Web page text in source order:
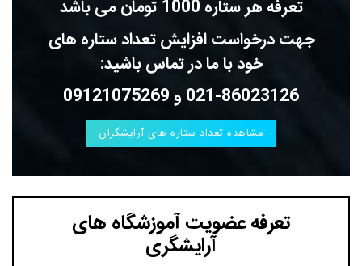
تعرفه هر ستاره 1000 تومان می باشد
جهت درخواست افزایش تعداد ستاره های
خود با ما در تماس باشید:
021-86023126 و 09121075269
مشاهده تعداد ستاره های آرایشگران
تعرفه عضویت آموزشگاه های
آرایشگری